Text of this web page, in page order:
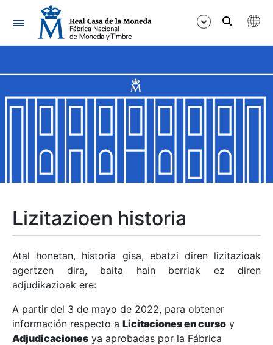
Nabigazioa
Erakutsi/Ezkutatu
Erakutsi/Ezkutatu
Erakutsi/Ezkutatu
Erakutsi/Ezkutatu
Erakutsi/Ezkutatu
Erakutsi/Ezkutatu
Lizitazioen historia
Atal honetan, historia gisa, ebatzi diren lizitazioak
agertzen dira, baita hain berriak ez diren
adjudikazioak ere:
A partir del 3 de mayo de 2022, para obtener
información respecto a Licitaciones en curso y
Adjudicaciones ya aprobadas por la Fábrica